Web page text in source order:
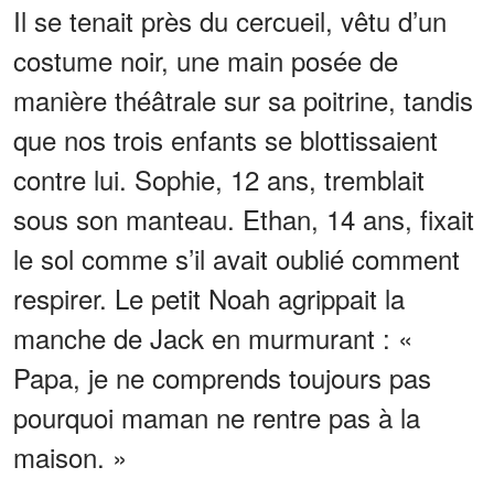
Il se tenait près du cercueil, vêtu d’un
costume noir, une main posée de
manière théâtrale sur sa poitrine, tandis
que nos trois enfants se blottissaient
contre lui. Sophie, 12 ans, tremblait
sous son manteau. Ethan, 14 ans, fixait
le sol comme s’il avait oublié comment
respirer. Le petit Noah agrippait la
manche de Jack en murmurant : «
Papa, je ne comprends toujours pas
pourquoi maman ne rentre pas à la
maison. »